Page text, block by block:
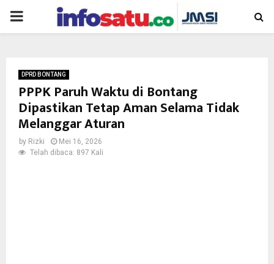
PRIMARY
DPRD BONTANG
PPPK Paruh Waktu di Bontang
Dipastikan Tetap Aman Selama Tidak
Melanggar Aturan
by Rizki
Mei 16, 2026
Telah dibaca: 897 Kali